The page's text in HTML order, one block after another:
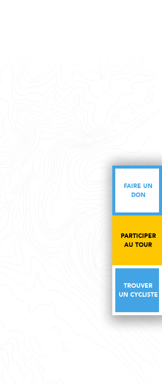
FAIRE UN
DON
PARTICIPER
AU TOUR
TROUVER
UN CYCLISTE
FAIRE UN
DON
PARTICIPER
AU TOUR
TROUVER
UN CYCLISTE